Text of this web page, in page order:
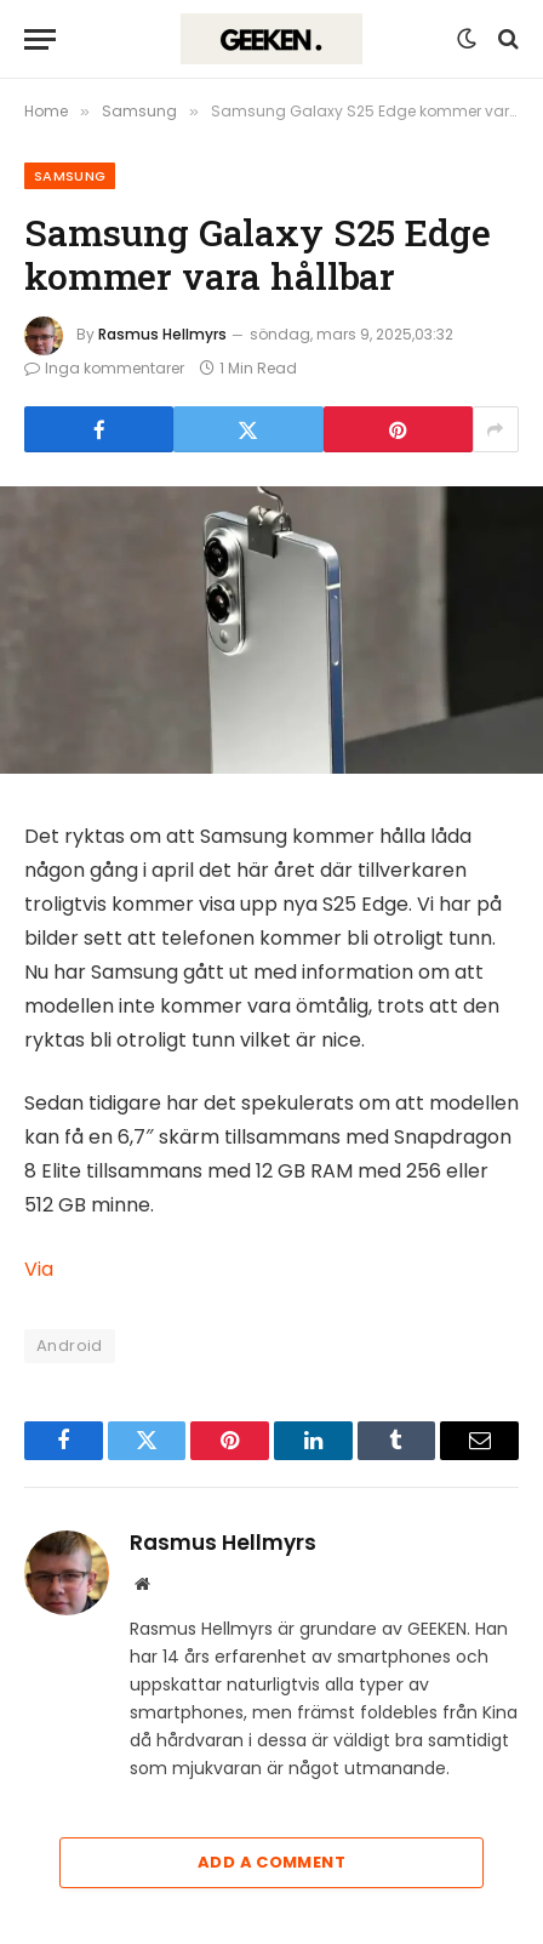
Home » Samsung » Samsung Galaxy S25 Edge kommer vara hållbar
SAMSUNG
Samsung Galaxy S25 Edge
kommer vara hållbar
ByRasmus Hellmyrs
söndag, mars 9, 2025,03:32
Inga kommentarer
1 Min Read
Det ryktas om att Samsung kommer hålla låda
någon gång i april det här året där tillverkaren
troligtvis kommer visa upp nya S25 Edge. Vi har på
bilder sett att telefonen kommer bli otroligt tunn.
Nu har Samsung gått ut med information om att
modellen inte kommer vara ömtålig, trots att den
ryktas bli otroligt tunn vilket är nice.
Sedan tidigare har det spekulerats om att modellen
kan få en 6,7″ skärm tillsammans med Snapdragon
8 Elite tillsammans med 12 GB RAM med 256 eller
512 GB minne.
Via
Android
FacebookTwitter Pinterest LinkedInTumblr Email
Rasmus Hellmyrs
Website
Rasmus Hellmyrs är grundare av GEEKEN. Han
har 14 års erfarenhet av smartphones och
uppskattar naturligtvis alla typer av
smartphones, men främst foldebles från Kina
då hårdvaran i dessa är väldigt bra samtidigt
som mjukvaran är något utmanande.
ADD A COMMENT